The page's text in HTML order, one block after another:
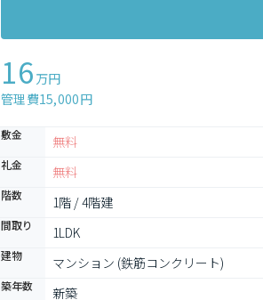
16 万円
管理費15,000円
敷金 無料
礼金 無料
階数 1階 / 4階建
間取り 1LDK
建物 マンション (鉄筋コンクリート)
築年数 新築